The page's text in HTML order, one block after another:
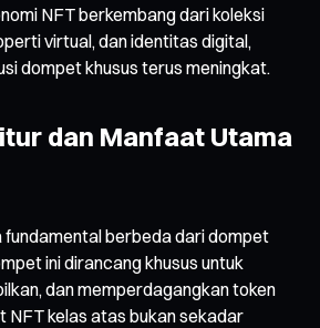
NFT berkembang dari koleksi
virtual, dan identitas digital,
dompet khusus terus meningkat.
dan Manfaat Utama
berbeda dari dompet
ini dirancang khusus untuk
dan memperdagangkan token
NFT kelas atas bukan sekadar